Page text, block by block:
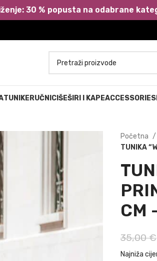
TUNIKE RUČNICI ŠEŠIRI I KAPEACCESSORIES
Početna
TUNIKA
CM
35,00€
Najniža
30 % popusta na odabrane